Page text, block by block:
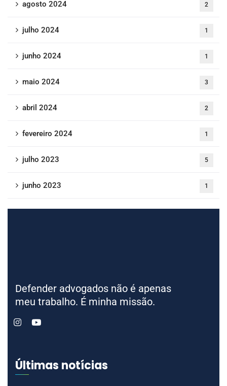
agosto 2024 2
julho 2024 1
junho 2024 1
maio 2024 3
abril 2024 2
fevereiro 2024 1
julho 2023 5
junho 2023 1
Defender advogados não é apenas
meu trabalho. É minha missão.
Últimas notícias